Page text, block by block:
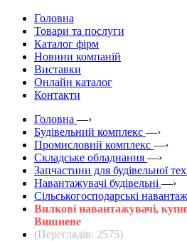
Головна
Товари та послуги
Каталог фірм
Новини компаній
Виставки
Онлайн каталог
Контакти
Головна —›
Будівельний комплекс —›
Промисловий комплекс —›
Складське обладнання —›
Запчастини для будівельної
Навантажувачі будівельні —›
Сільськогосподарські
Вилкові навантажувачі,
Вишневе
(Переглядів: 2575)